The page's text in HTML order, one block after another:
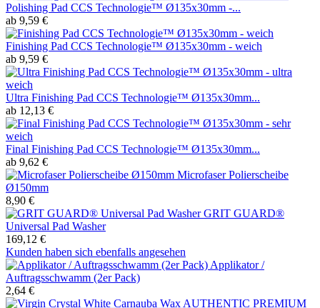
Polishing Pad CCS Technologie™ Ø135x30mm -...
ab 9,59 €
Finishing Pad CCS Technologie™ Ø135x30mm - weich
ab 9,59 €
Ultra Finishing Pad CCS Technologie™ Ø135x30mm...
ab 12,13 €
Final Finishing Pad CCS Technologie™ Ø135x30mm...
ab 9,62 €
Microfaser Polierscheibe
Ø150mm
8,90 €
GRIT GUARD®
Universal Pad Washer
169,12 €
Kunden haben sich ebenfalls angesehen
Applikator /
Auftragsschwamm (2er Pack)
2,64 €